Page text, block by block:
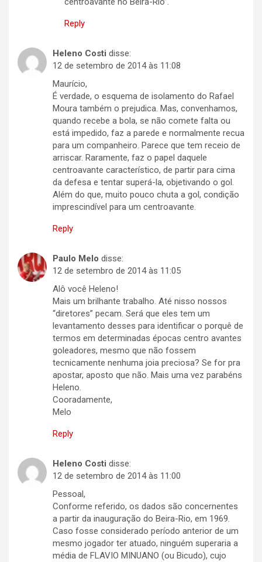
Reply
Heleno Costi disse:
12 de setembro de 2014 às 11:08
Maurício,
É verdade, o esquema de isolamento do Rafael
Moura também o prejudica. Mas, convenhamos,
quando recebe a bola, se não comete falta ou
está impedido, faz a parede e normalmente recua
para um companheiro. Parece que tem receio de
arriscar. Raramente, faz o papel daquele
centroavante característico, de partir para cima
da defesa e tentar superá-la, objetivando o gol.
Além do que, muito pouco chuta a gol, condição
imprescindível para um centroavante.
Reply
Paulo Melo disse:
12 de setembro de 2014 às 11:05
Alô você Heleno!
Mais um brilhante trabalho. Até nisso nossos
“diretores” pecam. Será que eles tem um
levantamento desses para identificar o porquê de
termos em determinadas épocas centro avantes
goleadores, mesmo que não fossem
tecnicamente nenhuma joia preciosa? Se for pra
apostar, aposto que não. Mais uma vez parabéns
Heleno.
Cooradamente,
Melo
Reply
Heleno Costi disse:
12 de setembro de 2014 às 11:00
Pessoal,
Conforme referido, os dados são concernentes
a partir da inauguração do Beira-Rio, em 1969.
Caso fosse considerado período anterior de um
mesmo jogador ter atuado, ninguém superaria a
média de FLAVIO MINUANO (ou Bicudo), cujo